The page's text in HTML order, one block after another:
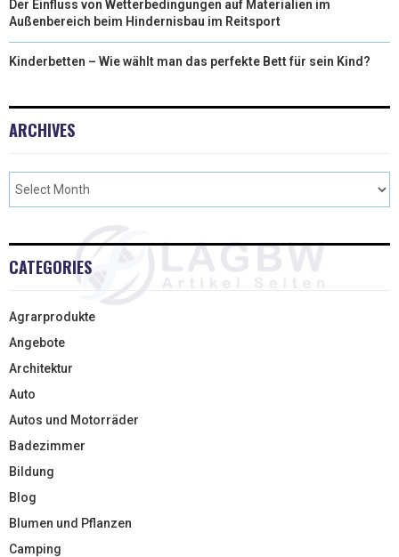
Der Einfluss von Wetterbedingungen auf Materialien im
Außenbereich beim Hindernisbau im Reitsport
Kinderbetten – Wie wählt man das perfekte Bett für sein Kind?
ARCHIVES
CATEGORIES
Agrarprodukte
Angebote
Architektur
Auto
Autos und Motorräder
Badezimmer
Bildung
Blog
Blumen und Pflanzen
Camping